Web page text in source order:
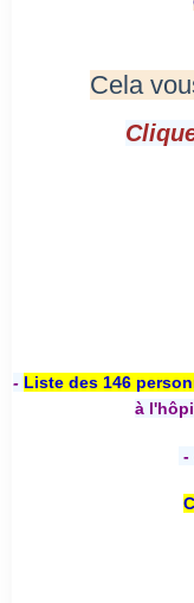
Cela
- Liste des 146
à
-